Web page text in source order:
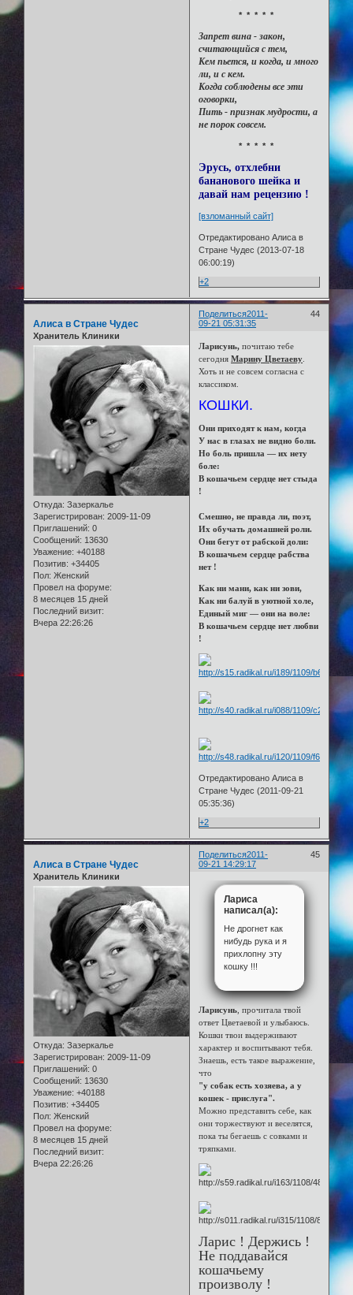
* * * * *
Запрет вина - закон,
считающийся с тем,
Кем пьется, и когда, и много
ли, и с кем.
Когда соблюдены все эти
оговорки,
Пить - признак мудрости, а
не порок совсем.
* * * * *
Эрусь, отхлебни
бананового шейка и
давай нам рецензию !
[взломанный сайт]
Отредактировано Алиса в
Стране Чудес (2013-07-18
06:00:19)
+2
Поделиться 44
2011-
09-21 05:31:35
Алиса в Стране Чудес
Хранитель Клиники
Откуда: Зазеркалье
Зарегистрирован: 2009-11-09
Приглашений: 0
Сообщений: 13630
Уважение: +40188
Позитив: +34405
Пол: Женский
Провел на форуме:
8 месяцев 15 дней
Последний визит:
Вчера 22:26:26
Ларисунь, почитаю тебе
сегодняМарину Цветаеву
Хоть и не совсем согласна с
классиком.
КОШКИ.
Они приходят к нам, когда
У нас в глазах не видно боли.
Но боль пришла — их нету
боле:
В кошачьем сердце нет стыда
!
Смешно, не правда ли, поэт,
Их обучать домашней роли.
Они бегут от рабской доли:
В кошачьем сердце рабства
нет !
Как ни мани, как ни зови,
Как ни балуй в уютной холе,
Единый миг — они на воле:
В кошачьем сердце нет любви
!
Отредактировано Алиса в
Стране Чудес (2011-09-21
05:35:36)
+2
Поделиться 45
2011-
09-21 14:29:17
Алиса в Стране Чудес
Хранитель Клиники
Откуда: Зазеркалье
Зарегистрирован: 2009-11-09
Приглашений: 0
Сообщений: 13630
Уважение: +40188
Позитив: +34405
Пол: Женский
Провел на форуме:
8 месяцев 15 дней
Последний визит:
Вчера 22:26:26
Лариса
написал(а):
Не дрогнет как
нибудь рука и я
прихлопну эту
кошку !!!
Ларисунь , прочитала твой
ответ Цветаевой и улыбаюсь.
Кошки твои выдерживают
характер и воспитывают тебя.
Знаешь, есть такое выражение,
что
"у собак есть хозяева, а у
кошек - прислуга".
Можно представить себе, как
они торжествуют и веселятся,
пока ты бегаешь с совками и
тряпками.
Ларис ! Держись !
Не поддавайся
кошачьему
произволу !